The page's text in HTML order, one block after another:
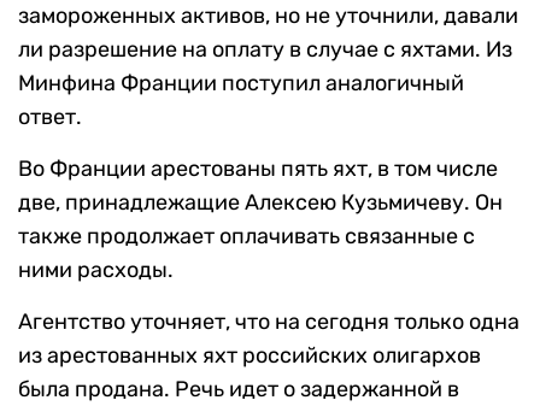
замороженных активов, но не уточнили, давали
ли разрешение на оплату в случае с яхтами. Из
Минфина Франции поступил аналогичный
ответ.
Во Франции арестованы пять яхт, в том числе
две, принадлежащие Алексею Кузьмичеву. Он
также продолжает оплачивать связанные с
ними расходы.
Агентство уточняет, что на сегодня только одна
из арестованных яхт российских олигархов
была продана. Речь идет о задержанной в